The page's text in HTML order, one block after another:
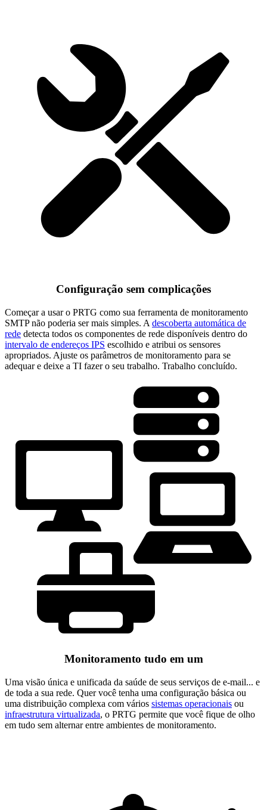
Configuração sem complicações
Começar a usar o PRTG como sua ferramenta de monitoramento
SMTP não poderia ser mais simples. A descoberta automática de
rede detecta todos os componentes de rede disponíveis dentro do
intervalo de endereços IPS escolhido e atribui os sensores
apropriados. Ajuste os parâmetros de monitoramento para se
adequar e deixe a TI fazer o seu trabalho. Trabalho concluído.
Monitoramento tudo em um
Uma visão única e unificada da saúde de seus serviços de e-mail... e
de toda a sua rede. Quer você tenha uma configuração básica ou
uma distribuição complexa com vários sistemas operacionais ou
infraestrutura virtualizada, o PRTG permite que você fique de olho
em tudo sem alternar entre ambientes de monitoramento.